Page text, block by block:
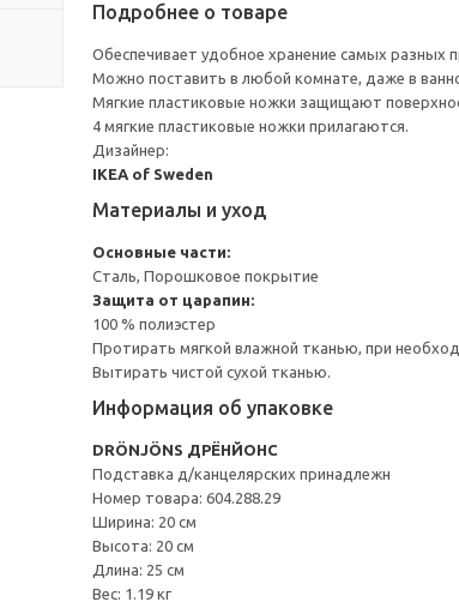
Подробнее о товаре
Обеспечивает удобное хранение самых разных
Можно поставить в любой комнате, даже в
Мягкие пластиковые ножки защищают
4 мягкие пластиковые ножки прилагаются.
Дизайнер:
IKEA of Sweden
Материалы и уход
Основные части:
Сталь, Порошковое покрытие
Защита от царапин:
100 % полиэстер
Протирать мягкой влажной тканью, при
Вытирать чистой сухой тканью.
Информация об упаковке
DRÖNJÖNS ДРЁНЙОНС
Подставка д/канцелярских принадлежн
Номер товара: 604.288.29
Ширина: 20 см
Высота: 20 см
Длина: 25 см
Вес: 1.19 кг